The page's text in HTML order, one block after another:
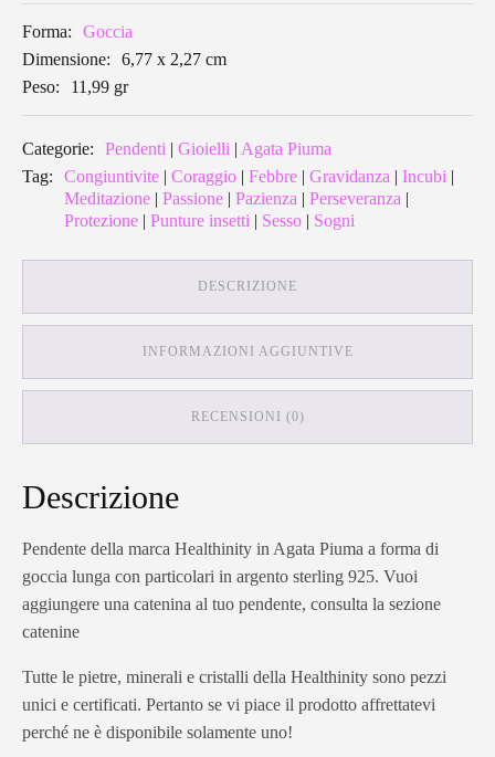
Forma:
Goccia
Dimensione:
6,77 x 2,27 cm
Peso:
11,99 gr
Categorie: Pendenti | Gioielli | Agata Piuma
Tag:
Congiuntivite | Coraggio | Febbre | Gravidanza | Incubi |
Meditazione | Passione | Pazienza | Perseveranza |
Protezione | Punture insetti | Sesso | Sogni
DESCRIZIONE
INFORMAZIONI AGGIUNTIVE
RECENSIONI (0)
Descrizione
Pendente della marca Healthinity in Agata Piuma a forma di
goccia lunga con particolari in argento sterling 925. Vuoi
aggiungere una catenina al tuo pendente, consulta la sezione
catenine
Tutte le pietre, minerali e cristalli della Healthinity sono pezzi
unici e certificati. Pertanto se vi piace il prodotto affrettatevi
perché ne è disponibile solamente uno!